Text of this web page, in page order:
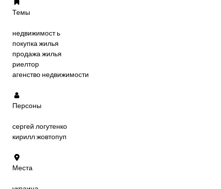
Темы
недвижимост ь
покупка жилья
продажа жилья
риелтор
агенство недвижимости
Персоны
сергей логутенко
кирилл жовтопуп
Места